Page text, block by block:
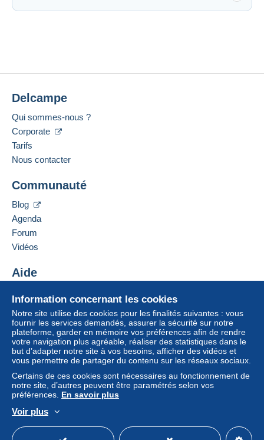
Information concernant les cookies
Notre site utilise des cookies pour les finalités suivantes : vous
fournir les services demandés, assurer la sécurité sur notre
plateforme, garder en mémoire vos préférences afin de rendre
votre navigation plus agréable, réaliser des statistiques dans le
but d’adapter notre site à vos besoins, afficher des vidéos et
vous permettre de partager du contenu sur les réseaux sociaux.
Certains de ces cookies sont nécessaires au fonctionnement de
notre site, d’autres peuvent être paramétrés selon vos
préférences. En savoir plus
Voir plus
Delcampe
Qui sommes-nous ?
Corporate
Tarifs
Nous contacter
Communauté
Blog
Agenda
Forum
Vidéos
Aide
Acheter sur Delcampe
Vendre sur Delcampe
Un site sécurisé